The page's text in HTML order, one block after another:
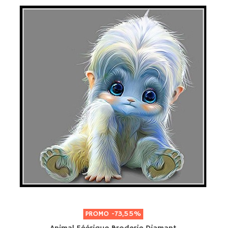
PROMO -73,55%